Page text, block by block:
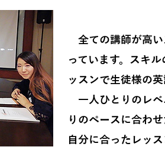
全ての講師が高い
っています。スキ
ッスンで生徒様の
一人ひとりのレベ
りのペースに合わ
自分に合ったレッ